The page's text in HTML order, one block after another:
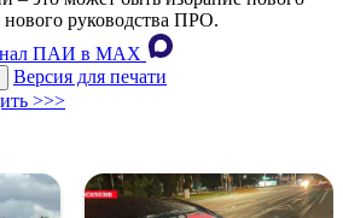
нового руководства ПРО.
ПАИ в MAХ
Версия для печати
>>>